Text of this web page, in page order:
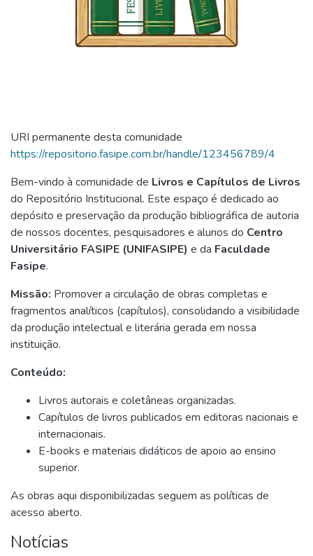
URI permanente desta comunidade
https://repositorio.fasipe.com.br/handle/123456789/4
Bem-vindo à comunidade de Livros e Capítulos de Livros
do Repositório Institucional. Este espaço é dedicado ao
depósito e preservação da produção bibliográfica de autoria
de nossos docentes, pesquisadores e alunos do Centro
Universitário FASIPE (UNIFASIPE) e da Faculdade
Fasipe.
Missão: Promover a circulação de obras completas e
fragmentos analíticos (capítulos), consolidando a visibilidade
da produção intelectual e literária gerada em nossa
instituição.
Conteúdo:
Livros autorais e coletâneas organizadas.
Capítulos de livros publicados em editoras nacionais e
internacionais.
E-books e materiais didáticos de apoio ao ensino
superior.
As obras aqui disponibilizadas seguem as políticas de
acesso aberto.
Notícias